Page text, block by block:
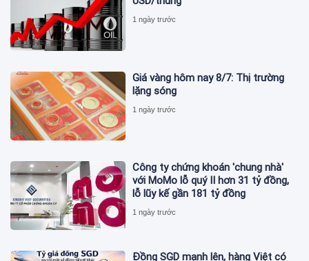
1 ngày trước
Giá vàng hôm nay 8/7: Thị trường
lặng sóng
1 ngày trước
Công ty chứng khoán 'chung nhà'
với MoMo lỗ quý II hơn 31 tỷ đồng,
lỗ lũy kế gần 181 tỷ đồng
1 ngày trước
Đồng SGD mạnh lên, hàng Việt có